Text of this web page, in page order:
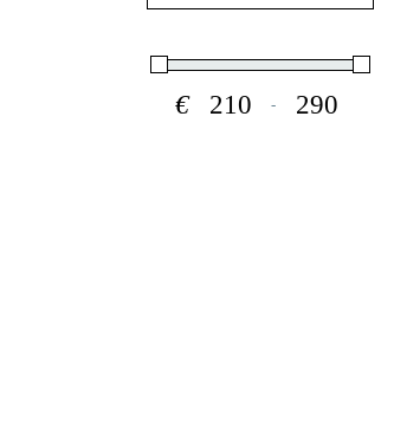
€
Minimum Price
-
Maximum Price